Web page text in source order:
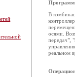
В
осями.
передач",
реальном